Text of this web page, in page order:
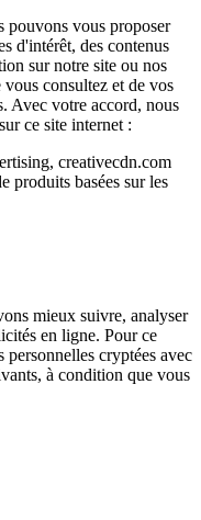
pouvons vous proposer
d'intérêt, des contenus
sur notre site ou nos
consultez et de vos
Avec votre accord, nous
ce site internet :
creativecdn.com
produits basées sur les
mieux suivre, analyser
en ligne. Pour ce
personnelles cryptées avec
à condition que vous